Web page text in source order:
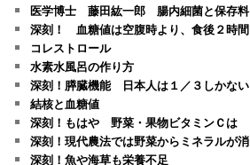
医学博士 藤田紘一郎 腸内細菌と保存料
深刻！ 血糖値は空腹時より、食後２時間
コレストロール
水素水風呂の作り方
深刻！膵臓機能 日本人は１／３しかない
結核と血糖値
深刻！もはや 野菜・果物ビタミンＣは
深刻！現代農法では野菜からミネラルが消
深刻！魚や海草も栄養不足